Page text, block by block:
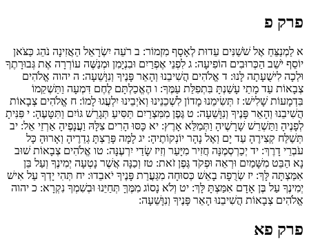
פרק פ
א לַמְנַצֵּחַ אֶל שֹׁשַׁנִּים עֵדוּת לְאָסָף מִזְמוֹר: ב רֹעֵה יִשְׂרָאֵל הַאֲזִינָה נֹהֵג כַּצֹּאן
יוֹסֵף יֹשֵׁב הַכְּרוּבִים הוֹפִיעָה: ג לִפְנֵי אֶפְרַיִם וּבִנְיָמִן וּמְנַשֶּׁה עוֹרְרָה אֶת גְּבוּרָתֶךָ
וּלְכָה לִישֻׁעָתָה לָּנוּ: ד אֱלֹהִים הֲשִׁיבֵנוּ וְהָאֵר פָּנֶיךָ וְנִוָּשֵׁעָה: ה יהוה אֱלֹהִים
צְבָאוֹת עַד מָתַי עָשַׁנְתָּ בִּתְפִלַּת עַמֶּךָ: ו הֶאֱכַלְתָּם לֶחֶם דִּמְעָה וַתַּשְׁקֵמוֹ
בִּדְמָעוֹת שָׁלִישׁ: ז תְּשִׂימֵנוּ מָדוֹן לִשְׁכֵנֵינוּ וְאֹיְבֵינוּ יִלְעֲגוּ לָמוֹ: ח אֱלֹהִים צְבָאוֹת
הֲשִׁיבֵנוּ וְהָאֵר פָּנֶיךָ וְנִוָּשֵׁעָה: ט גֶּפֶן מִמִּצְרַיִם תַּסִּיעַ תְּגָרֵשׁ גּוֹיִם וַתִּטָּעֶהָ: י פִּנִּיתָ
לְפָנֶיהָ וַתַּשְׁרֵשׁ שָׁרָשֶׁיהָ וַתְּמַלֵּא אָרֶץ: יא כָּסּוּ הָרִים צִלָּהּ וַעֲנָפֶיהָ אַרְזֵי אֵל: יב
תְּשַׁלַּח קְצִירֶהָ עַד יָם וְאֶל נָהָר יוֹנְקוֹתֶיהָ: יג לָמָּה פָּרַצְתָּ גְדֵרֶיהָ וְאָרוּהָ כָּל
עֹבְרֵי דָרֶךְ: יד יְכַרְסְמֶנָּה חֲזִיר מִיָּעַר וְזִיז שָׂדַי יִרְעֶנָּה: טו אֱלֹהִים צְבָאוֹת שׁוּב
נָא הַבֵּט מִשָּׁמַיִם וּרְאֵה וּפְקֹד גֶּפֶן זֹאת: טז וְכַנָּה אֲשֶׁר נָטְעָה יְמִינֶךָ וְעַל בֵּן
אִמַּצְתָּה לָּךְ: יז שְׂרֻפָה בָאֵשׁ כְּסוּחָה מִגַּעֲרַת פָּנֶיךָ יֹאבֵדוּ: יח תְּהִי יָדְךָ עַל אִישׁ
יְמִינֶךָ עַל בֶּן אָדָם אִמַּצְתָּ לָּךְ: יט וְלֹא נָסוֹג מִמֶּךָּ תְּחַיֵּנוּ וּבְשִׁמְךָ נִקְרָא: כ יהוה
אֱלֹהִים צְבָאוֹת הֲשִׁיבֵנוּ הָאֵר פָּנֶיךָ וְנִוָּשֵׁעָה:
פרק פא